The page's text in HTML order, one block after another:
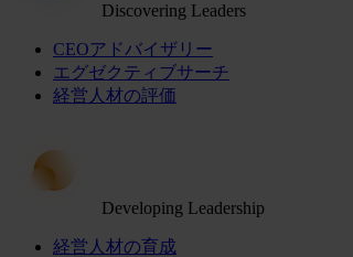
Discovering Leaders
CEOアドバイザリー
エグゼクティブサーチ
経営人材の評価
Developing Leadership
経営人材の育成